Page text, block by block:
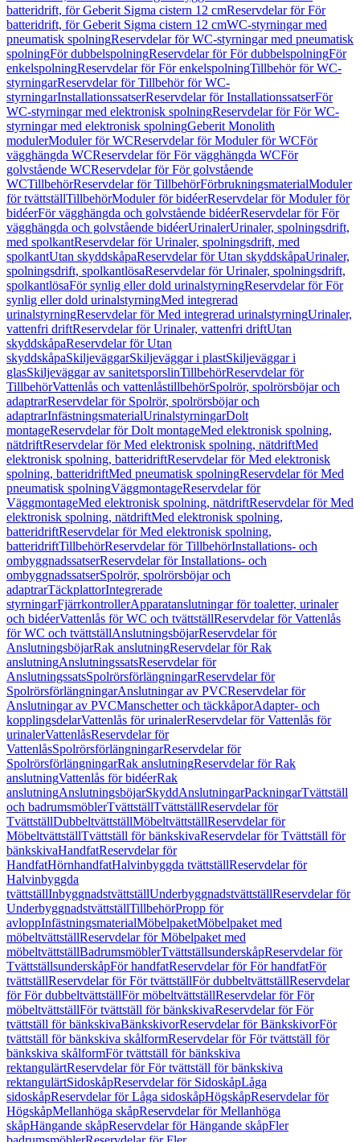
batteridrift, för Geberit Sigma cistern 12 cmReservdelar för För
batteridrift, för Geberit Sigma cistern 12 cmWC-styrningar med
pneumatisk spolningReservdelar för WC-styrningar med pneumatisk
spolningFör dubbelspolningReservdelar för För dubbelspolningFör
enkelspolningReservdelar för För enkelspolningTillbehör för WC-
styrningarReservdelar för Tillbehör för WC-
styrningarInstallationssatserReservdelar för InstallationssatserFör
WC-styrningar med elektronisk spolningReservdelar för För WC-
styrningar med elektronisk spolningGeberit Monolith
modulerModuler för WCReservdelar för Moduler för WCFör
vägghängda WCReservdelar för För vägghängda WCFör
golvstående WCReservdelar för För golvstående
WCTillbehörReservdelar för TillbehörFörbrukningsmaterialModuler
för tvättställTillbehörModuler för bidéerReservdelar för Moduler för
bidéerFör vägghängda och golvstående bidéerReservdelar för För
vägghängda och golvstående bidéerUrinalerUrinaler, spolningsdrift,
med spolkantReservdelar för Urinaler, spolningsdrift, med
spolkantUtan skyddskåpaReservdelar för Utan skyddskåpaUrinaler,
spolningsdrift, spolkantlösaReservdelar för Urinaler, spolningsdrift,
spolkantlösaFör synlig eller dold urinalstyrningReservdelar för För
synlig eller dold urinalstyrningMed integrerad
urinalstyrningReservdelar för Med integrerad urinalstyrningUrinaler,
vattenfri driftReservdelar för Urinaler, vattenfri driftUtan
skyddskåpaReservdelar för Utan
skyddskåpaSkiljeväggarSkiljeväggar i plastSkiljeväggar i
glasSkiljeväggar av sanitetsporslinTillbehörReservdelar för
TillbehörVattenlås och vattenlåstillbehörSpolrör, spolrörsböjar och
adaptrarReservdelar för Spolrör, spolrörsböjar och
adaptrarInfästningsmaterialUrinalstyrningarDolt
montageReservdelar för Dolt montageMed elektronisk spolning,
nätdriftReservdelar för Med elektronisk spolning, nätdriftMed
elektronisk spolning, batteridriftReservdelar för Med elektronisk
spolning, batteridriftMed pneumatisk spolningReservdelar för Med
pneumatisk spolningVäggmontageReservdelar för
VäggmontageMed elektronisk spolning, nätdriftReservdelar för Med
elektronisk spolning, nätdriftMed elektronisk spolning,
batteridriftReservdelar för Med elektronisk spolning,
batteridriftTillbehörReservdelar för TillbehörInstallations- och
ombyggnadssatserReservdelar för Installations- och
ombyggnadssatserSpolrör, spolrörsböjar och
adaptrarTäckplattorIntegrerade
styrningarFjärrkontrollerApparatanslutningar för toaletter, urinaler
och bidéerVattenlås för WC och tvättställReservdelar för Vattenlås
för WC och tvättställAnslutningsböjarReservdelar för
AnslutningsböjarRak anslutningReservdelar för Rak
anslutningAnslutningssatsReservdelar för
AnslutningssatsSpolrörsförlängningarReservdelar för
SpolrörsförlängningarAnslutningar av PVCReservdelar för
Anslutningar av PVCManschetter och täckkåporAdapter- och
kopplingsdelarVattenlås för urinalerReservdelar för Vattenlås för
urinalerVattenlåsReservdelar för
VattenlåsSpolrörsförlängningarReservdelar för
SpolrörsförlängningarRak anslutningReservdelar för Rak
anslutningVattenlås för bidéerRak
anslutningAnslutningsböjarSkyddAnslutningarPackningarTvättställ
och badrumsmöblerTvättställTvättställReservdelar för
TvättställDubbeltvättställMöbeltvättställReservdelar för
MöbeltvättställTvättställ för bänkskivaReservdelar för Tvättställ för
bänkskivaHandfatReservdelar för
HandfatHörnhandfatHalvinbyggda tvättställReservdelar för
Halvinbyggda
tvättställInbyggnadstvättställUnderbyggnadstvättställReservdelar för
UnderbyggnadstvättställTillbehörPropp för
avloppInfästningsmaterialMöbelpaketMöbelpaket med
möbeltvättställReservdelar för Möbelpaket med
möbeltvättställBadrumsmöblerTvättställsunderskåpReservdelar för
TvättställsunderskåpFör handfatReservdelar för För handfatFör
tvättställReservdelar för För tvättställFör dubbeltvättställReservdelar
för För dubbeltvättställFör möbeltvättställReservdelar för För
möbeltvättställFör tvättställ för bänkskivaReservdelar för För
tvättställ för bänkskivaBänkskivorReservdelar för BänkskivorFör
tvättställ för bänkskiva skålformReservdelar för För tvättställ för
bänkskiva skålformFör tvättställ för bänkskiva
rektangulärtReservdelar för För tvättställ för bänkskiva
rektangulärtSidoskåpReservdelar för SidoskåpLåga
sidoskåpReservdelar för Låga sidoskåpHögskåpReservdelar för
HögskåpMellanhöga skåpReservdelar för Mellanhöga
skåpHängande skåpReservdelar för Hängande skåpFler